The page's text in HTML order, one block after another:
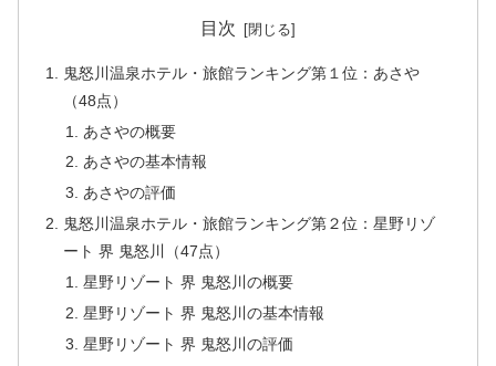
目次
鬼怒川温泉ホテル・旅館ランキング第１位：あさや
（48点）
あさやの概要
あさやの基本情報
あさやの評価
鬼怒川温泉ホテル・旅館ランキング第２位：星野リゾ
ート 界 鬼怒川（47点）
星野リゾート 界 鬼怒川の概要
星野リゾート 界 鬼怒川の基本情報
星野リゾート 界 鬼怒川の評価